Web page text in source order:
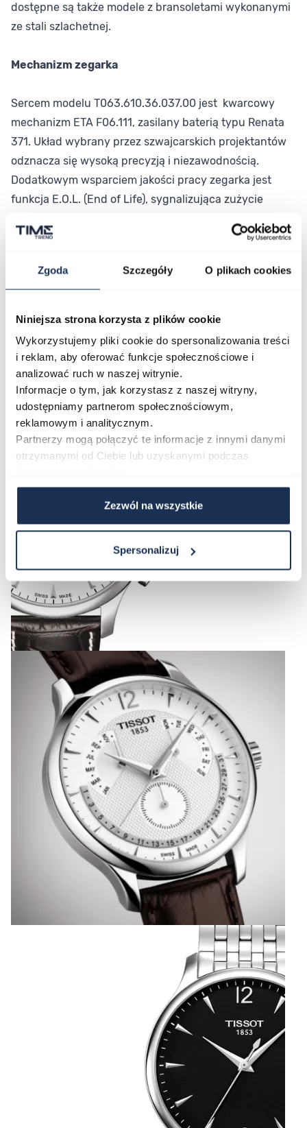
Zgoda Szczegóły O plikach cookies
Niniejsza strona korzysta z plików cookie
Wykorzystujemy pliki cookie do spersonalizowania treści
i reklam, aby oferować funkcje społecznościowe i
analizować ruch w naszej witrynie.
Informacje o tym, jak korzystasz z naszej witryny,
udostępniamy partnerom społecznościowym,
reklamowym i analitycznym.
Partnerzy mogą połączyć te informacje z innymi danymi
otrzymanymi od Ciebie lub uzyskanymi podczas
Zezwól na wszystkie
Spersonalizuj
dostępne są także modele z bransoletami wykonanymi
ze stali szlachetnej.
Mechanizm zegarka
Sercem modelu T063.610.36.037.00 jest kwarcowy
mechanizm ETA F06.111, zasilany baterią typu Renata
371. Układ wybrany przez szwajcarskich projektantów
odznacza się wysoką precyzją i niezawodnością.
Dodatkowym wsparciem jakości pracy zegarka jest
funkcja E.O.L. (End of Life), sygnalizująca zużycie
właściciel zegarka nie zostanie nagle zaskoczony
różnorodnych zegarków z bogatej kolekcji Tissot
Tradition i z łatwością dobrać model o idealnych
właściwościach i kolorystyce.